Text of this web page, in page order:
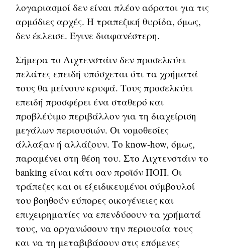
λογαριασμοί δεν είναι πλέον αόρατοι για τις
αρμόδιες αρχές. Η τραπεζική θυρίδα, όμως,
δεν έκλεισε. Έγινε διαφανέστερη.
Σήμερα το Λιχτενστάιν δεν προσελκύει
πελάτες επειδή υπόσχεται ότι τα χρήματά
τους θα μείνουν κρυφά. Τους προσελκύει
επειδή προσφέρει ένα σταθερό και
προβλέψιμο περιβάλλον για τη διαχείριση
μεγάλων περιουσιών. Οι νομοθεσίες
άλλαξαν ή αλλάζουν. Το know-how, όμως,
παραμένει στη θέση του. Στο Λιχτενστάιν το
banking είναι κάτι σαν προϊόν ΠΟΠ. Οι
τράπεζες και οι εξειδικευμένοι σύμβουλοί
του βοηθούν εύπορες οικογένειες και
επιχειρηματίες να επενδύσουν τα χρήματά
τους, να οργανώσουν την περιουσία τους
και να τη μεταβιβάσουν στις επόμενες